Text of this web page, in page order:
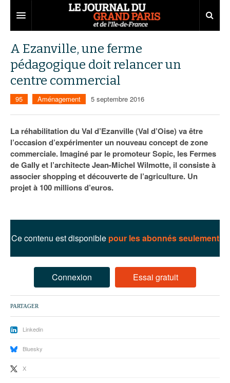
Territoires
Aménagement
Collectivités
Services urbains
Entreprises
Développement économique
Attractivité
Innovation
Transport
Départements
77
78
91
Nominations
Portraits
Agenda
Les Assises du Grand Paris
Éditions précédentes
Le podcast
Ecouter les épisodes
A Ezanville, une ferme
pédagogique doit relancer un
centre commercial
95 Aménagement 5 septembre 2016
La réhabilitation du Val d’Ezanville (Val d’Oise) va être
l’occasion d’expérimenter un nouveau concept de zone
commerciale. Imaginé par le promoteur Sopic, les Fermes
de Gally et l’architecte Jean-Michel Wilmotte, il consiste à
associer shopping et découverte de l’agriculture. Un
projet à 100 millions d’euros.
Ce contenu est disponible pour les abonnés seulement
Connexion Essai gratuit
PARTAGER
Linkedin
Bluesky
X